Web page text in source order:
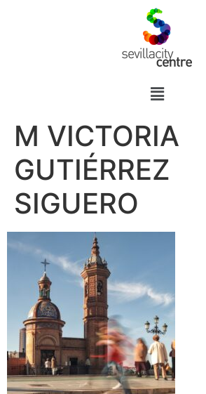
M VICTORIA
GUTIÉRREZ
SIGUERO